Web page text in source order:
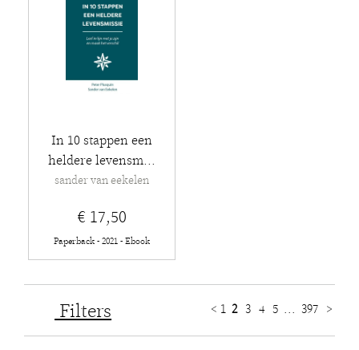
In 10 stappen een
heldere levensm...
sander van eekelen
€ 17,50
Paperback - 2021 - Ebook
Filters < 1 2 3 4 5 ... 397 >